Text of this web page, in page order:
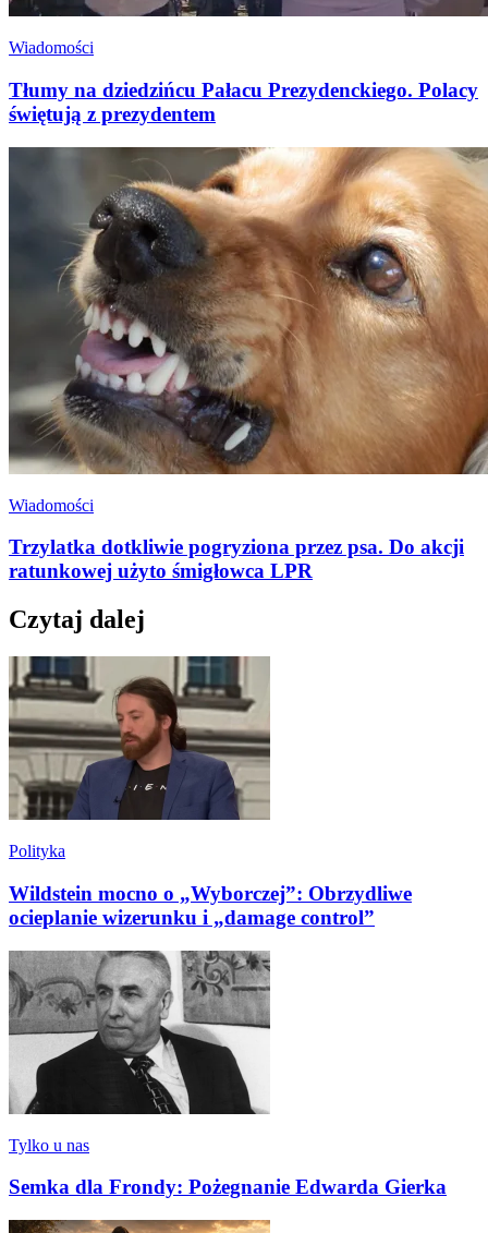
Wiadomości
Tłumy na dziedzińcu Pałacu Prezydenckiego. Polacy
świętują z prezydentem
Wiadomości
Trzylatka dotkliwie pogryziona przez psa. Do akcji
ratunkowej użyto śmigłowca LPR
Czytaj dalej
Polityka
Wildstein mocno o „Wyborczej”: Obrzydliwe
ocieplanie wizerunku i „damage control”
Tylko u nas
Semka dla Frondy: Pożegnanie Edwarda Gierka